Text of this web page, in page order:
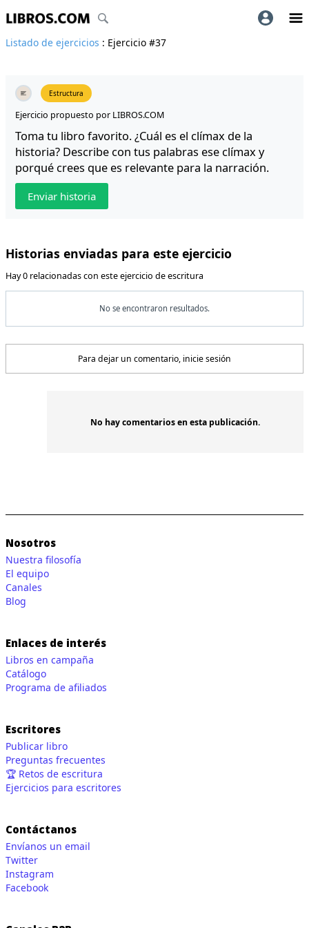
Listado de ejercicios : Ejercicio #37
Estructura
Ejercicio propuesto por LIBROS.COM
Toma tu libro favorito. ¿Cuál es el clímax de la
historia? Describe con tus palabras ese clímax y
porqué crees que es relevante para la narración.
Enviar historia
Historias enviadas para este ejercicio
Hay 0 relacionadas con este ejercicio de escritura
No se encontraron resultados.
Para dejar un comentario, inicie sesión
No hay comentarios en esta publicación.
Nosotros
Nuestra filosofía
El equipo
Canales
Blog
Enlaces de interés
Libros en campaña
Catálogo
Programa de afiliados
Escritores
Publicar libro
Preguntas frecuentes
🏆 Retos de escritura
Ejercicios para escritores
Contáctanos
Envíanos un email
Twitter
Instagram
Facebook